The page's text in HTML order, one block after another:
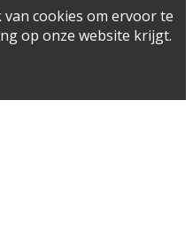
cookies om ervoor te
op onze website krijgt.